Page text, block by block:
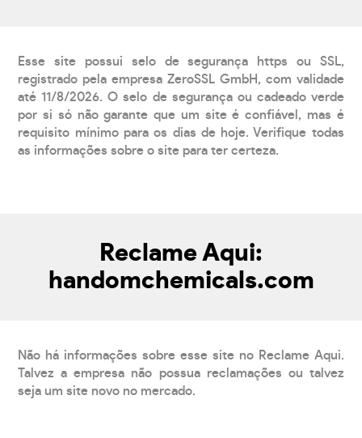
Esse site possui selo de segurança https ou SSL,
registrado pela empresa ZeroSSL GmbH, com validade
até 11/8/2026. O selo de segurança ou cadeado verde
por si só não garante que um site é confiável, mas é
requisito mínimo para os dias de hoje. Verifique todas
as informações sobre o site para ter certeza.
Reclame Aqui:
handomchemicals.com
Não há informações sobre esse site no Reclame Aqui.
Talvez a empresa não possua reclamações ou talvez
seja um site novo no mercado.